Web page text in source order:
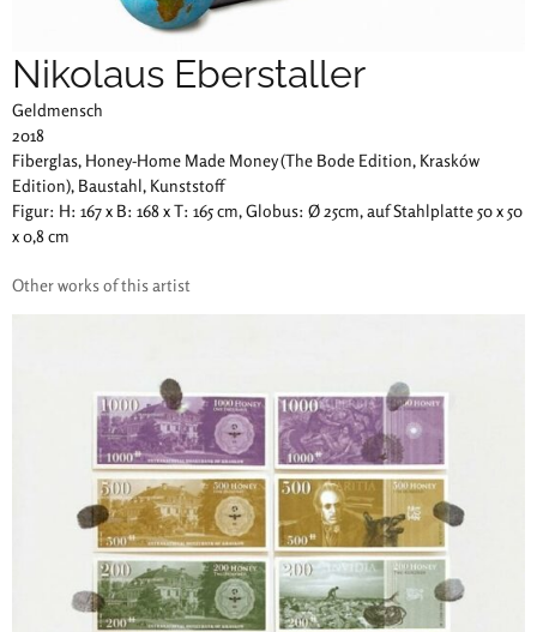
Nikolaus Eberstaller
Geldmensch
2018
Fiberglas, Honey-Home Made Money (The Bode Edition, Krasków
Edition), Baustahl, Kunststoff
Figur: H: 167 x B: 168 x T: 165 cm, Globus: Ø 25cm, auf Stahlplatte 50 x 50
x 0,8 cm
Other works of this artist